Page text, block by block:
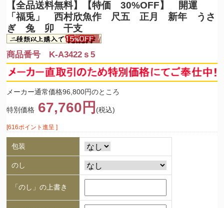
【全品送料無料】
【特価 30%OFF】 開運
「福兎」 西村欣魚作 尺五 正月 新年 うさ
ぎ 兔 卯 干支
商品番号 K-A3422ｓ5
メーカー通常価格96,800円のところ
特別価格 67,760円 (税込)
[616ポイント進呈 ]
包装
のし
「のし」の上書き